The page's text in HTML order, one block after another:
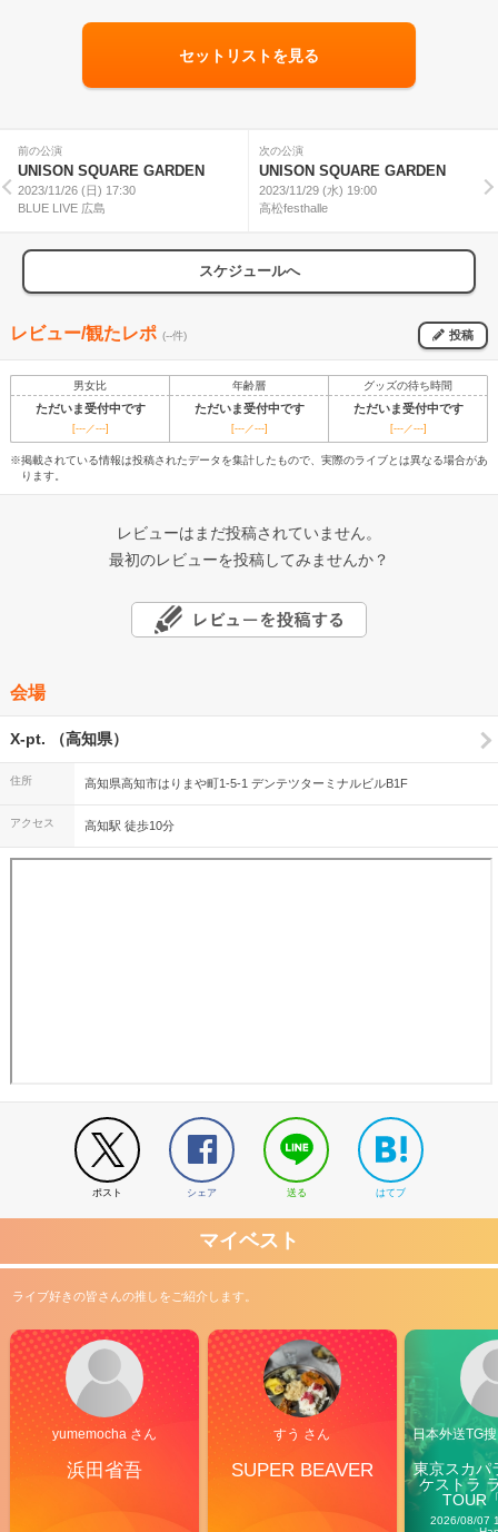
セットリストを見る
前の公演
UNISON SQUARE GARDEN
2023/11/26 (日) 17:30
BLUE LIVE 広島
次の公演
UNISON SQUARE GARDEN
2023/11/29 (水) 19:00
高松festhalle
スケジュールへ
レビュー/観たレポ (--件) 投稿
男女比 年齢層 グッズの待ち時間
ただいま受付中です ただいま受付中です ただいま受付中です
[---／---] [---／---] [---／---]
※掲載されている情報は投稿されたデータを集計したもので、実際のライブとは異なる場合があ
ります。
レビューはまだ投稿されていません。
最初のレビューを投稿してみませんか？
会場
X-pt. （高知県）
住所 高知県高知市はりまや町1-5-1 デンテツターミナルビルB1F
アクセス 高知駅 徒歩10分
ポスト シェア 送る はてブ
マイベスト
ライブ好きの皆さんの推しをご紹介します。
yumemocha さん
浜田省吾
すう さん
SUPER BEAVER
日本外送TG
東京スカパ
ケストラ
TOUR
2026/08/07